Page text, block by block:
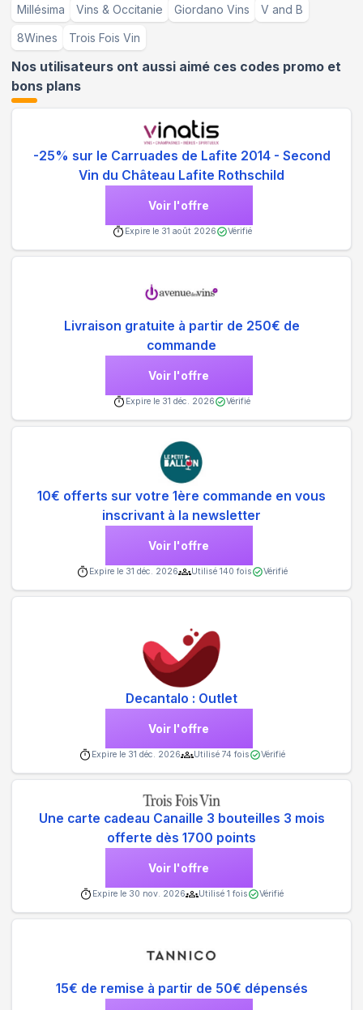
Millésima Vins & Occitanie Giordano Vins V and B
8Wines Trois Fois Vin
Nos utilisateurs ont aussi aimé ces codes promo et
bons plans
-25% sur le Carruades de Lafite 2014 - Second
Vin du Château Lafite Rothschild
Voir l'offre
Expire le 31 août 2026 Vérifié
Livraison gratuite à partir de 250€ de
commande
Voir l'offre
Expire le 31 déc. 2026 Vérifié
10€ offerts sur votre 1ère commande en vous
inscrivant à la newsletter
Voir l'offre
Expire le 31 déc. 2026 Utilisé 140 fois Vérifié
Decantalo : Outlet
Voir l'offre
Expire le 31 déc. 2026 Utilisé 74 fois Vérifié
Une carte cadeau Canaille 3 bouteilles 3 mois
offerte dès 1700 points
Voir l'offre
Expire le 30 nov. 2026 Utilisé 1 fois Vérifié
15€ de remise à partir de 50€ dépensés